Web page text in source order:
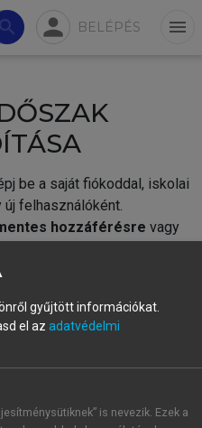
search person BELÉPÉS menu
be a saját fiókoddal, iskolai
felhasználóként.
hozzáférésre vagy
létre új fiókot.
automatikusan
gyűjtött információkat.
el az adatvédelmi
is nevezik. Ezek a